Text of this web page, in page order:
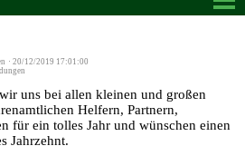
· 20/12/2019 17:01:00
uns bei allen kleinen und großen
Helfern, Partnern,
für ein tolles Jahr und wünschen einen
Jahrzehnt.